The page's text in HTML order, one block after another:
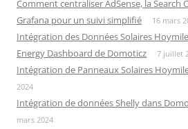
Comment centraliser AdSense, la Search
Grafana pour un suivi simplifié
16 mars
Intégration des Données Solaires
Energy Dashboard de Domoticz
7 juillet
Intégration de Panneaux Solaires
2024
Intégration de données Shelly dans
mars 2024